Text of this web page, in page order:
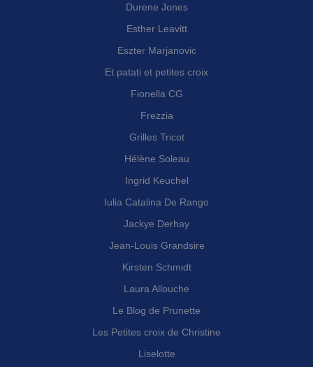
Durene Jones
Esther Leavitt
Eszter Marjanovic
Et patati et petites croix
Fionella CG
Frezzia
Grilles Tricot
Hélène Soleau
Ingrid Keuchel
Iulia Catalina De Rango
Jackye Derhay
Jean-Louis Grandsire
Kirsten Schmidt
Laura Allouche
Le Blog de Prunette
Les Petites croix de Christine
Liselotte